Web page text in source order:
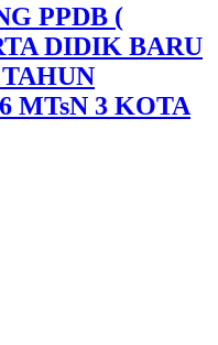
PPDB (
DIDIK BARU
MTsN 3 KOTA